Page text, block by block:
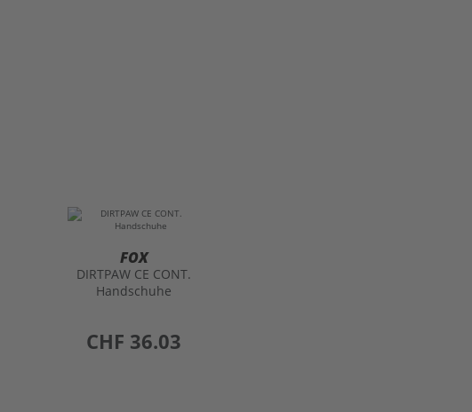
FOX
DIRTPAW CE CONT.
Handschuhe
preis
CHF 36.03